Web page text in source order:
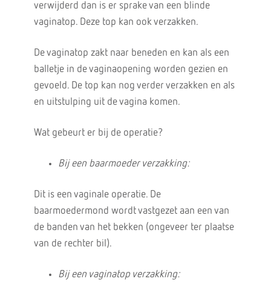
verwijderd dan is er sprake van een blinde
vaginatop. Deze top kan ook verzakken.
De vaginatop zakt naar beneden en kan als een
balletje in de vaginaopening worden gezien en
gevoeld. De top kan nog verder verzakken en als
en uitstulping uit de vagina komen.
Wat gebeurt er bij de operatie?
Bij een baarmoeder verzakking:
Dit is een vaginale operatie. De
baarmoedermond wordt vastgezet aan een van
de banden van het bekken (ongeveer ter plaatse
van de rechter bil).
Bij een vaginatop verzakking: